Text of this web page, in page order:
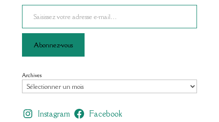
Saisissez votre adresse e-mail…
Abonnez-vous
Archives
Instagram Facebook